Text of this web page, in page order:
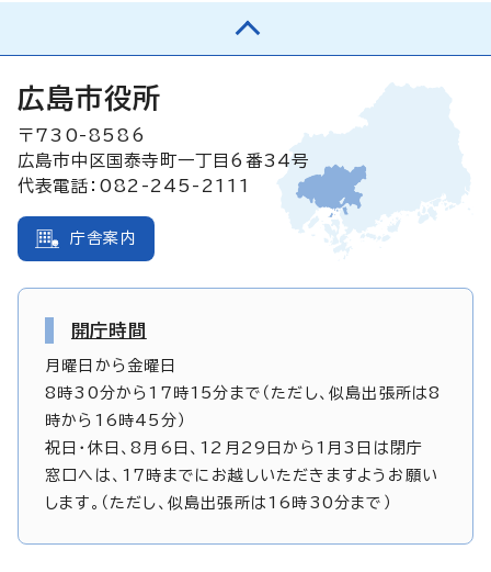
広島市役所
〒730-8586
広島市中区国泰寺町一丁目6番34号
代表電話：082-245-2111
庁舎案内
開庁時間
月曜日から金曜日
8時30分から17時15分まで（ただし、似島出張所は8
時から16時45分）
祝日・休日、8月6日、12月29日から1月3日は閉庁
窓口へは、17時までにお越しいただきますようお願い
します。（ただし、似島出張所は16時30分まで）